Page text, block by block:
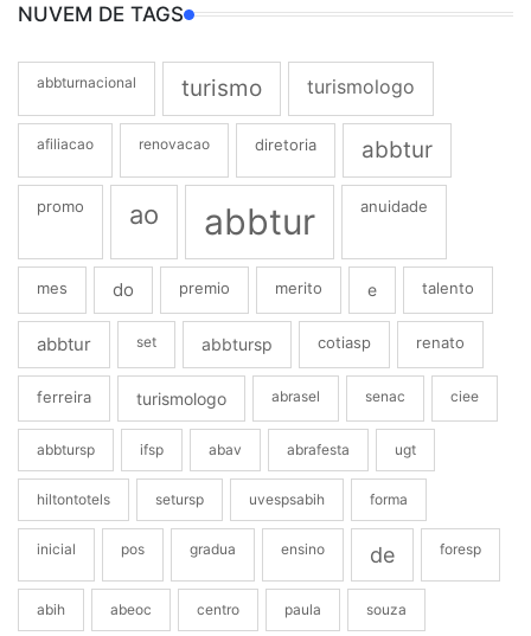
NUVEM DE TAGS
abbturnacional turismo turismologo
afiliacao renovacao diretoria abbtur
promo ao abbtur anuidade
mes do premio merito e talento
abbtur set abbtursp cotiasp renato
ferreira turismologo abrasel senac ciee
abbtursp ifsp abav abrafesta ugt
hiltontotels setursp uvespsabih forma
inicial pos gradua ensino de foresp
abih abeoc centro paula souza